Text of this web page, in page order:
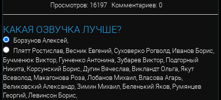
Просмотров: 16197 Комментариев: 0
КАКАЯ ОЗВУЧКА ЛУЧШЕ?
Борзунов Алексей,
Плятт Ростислав, Весник Евгений, Суховерко Рогволд, Иванов Борис,
Бучменюк Виктор, Гунченко Антонина, Зубарев Виктор, Подгорный
Никита, Корсунский Борис, Дугин Вячеслав, Викландт Ольга, Якут
Всеволод, Макагонова Роза, Лобанов Михаил, Власова Агарь,
Великовский Александр, Зимин Михаил, Беленький Яков, Румянцев
Георгий, Левинсон Борис,